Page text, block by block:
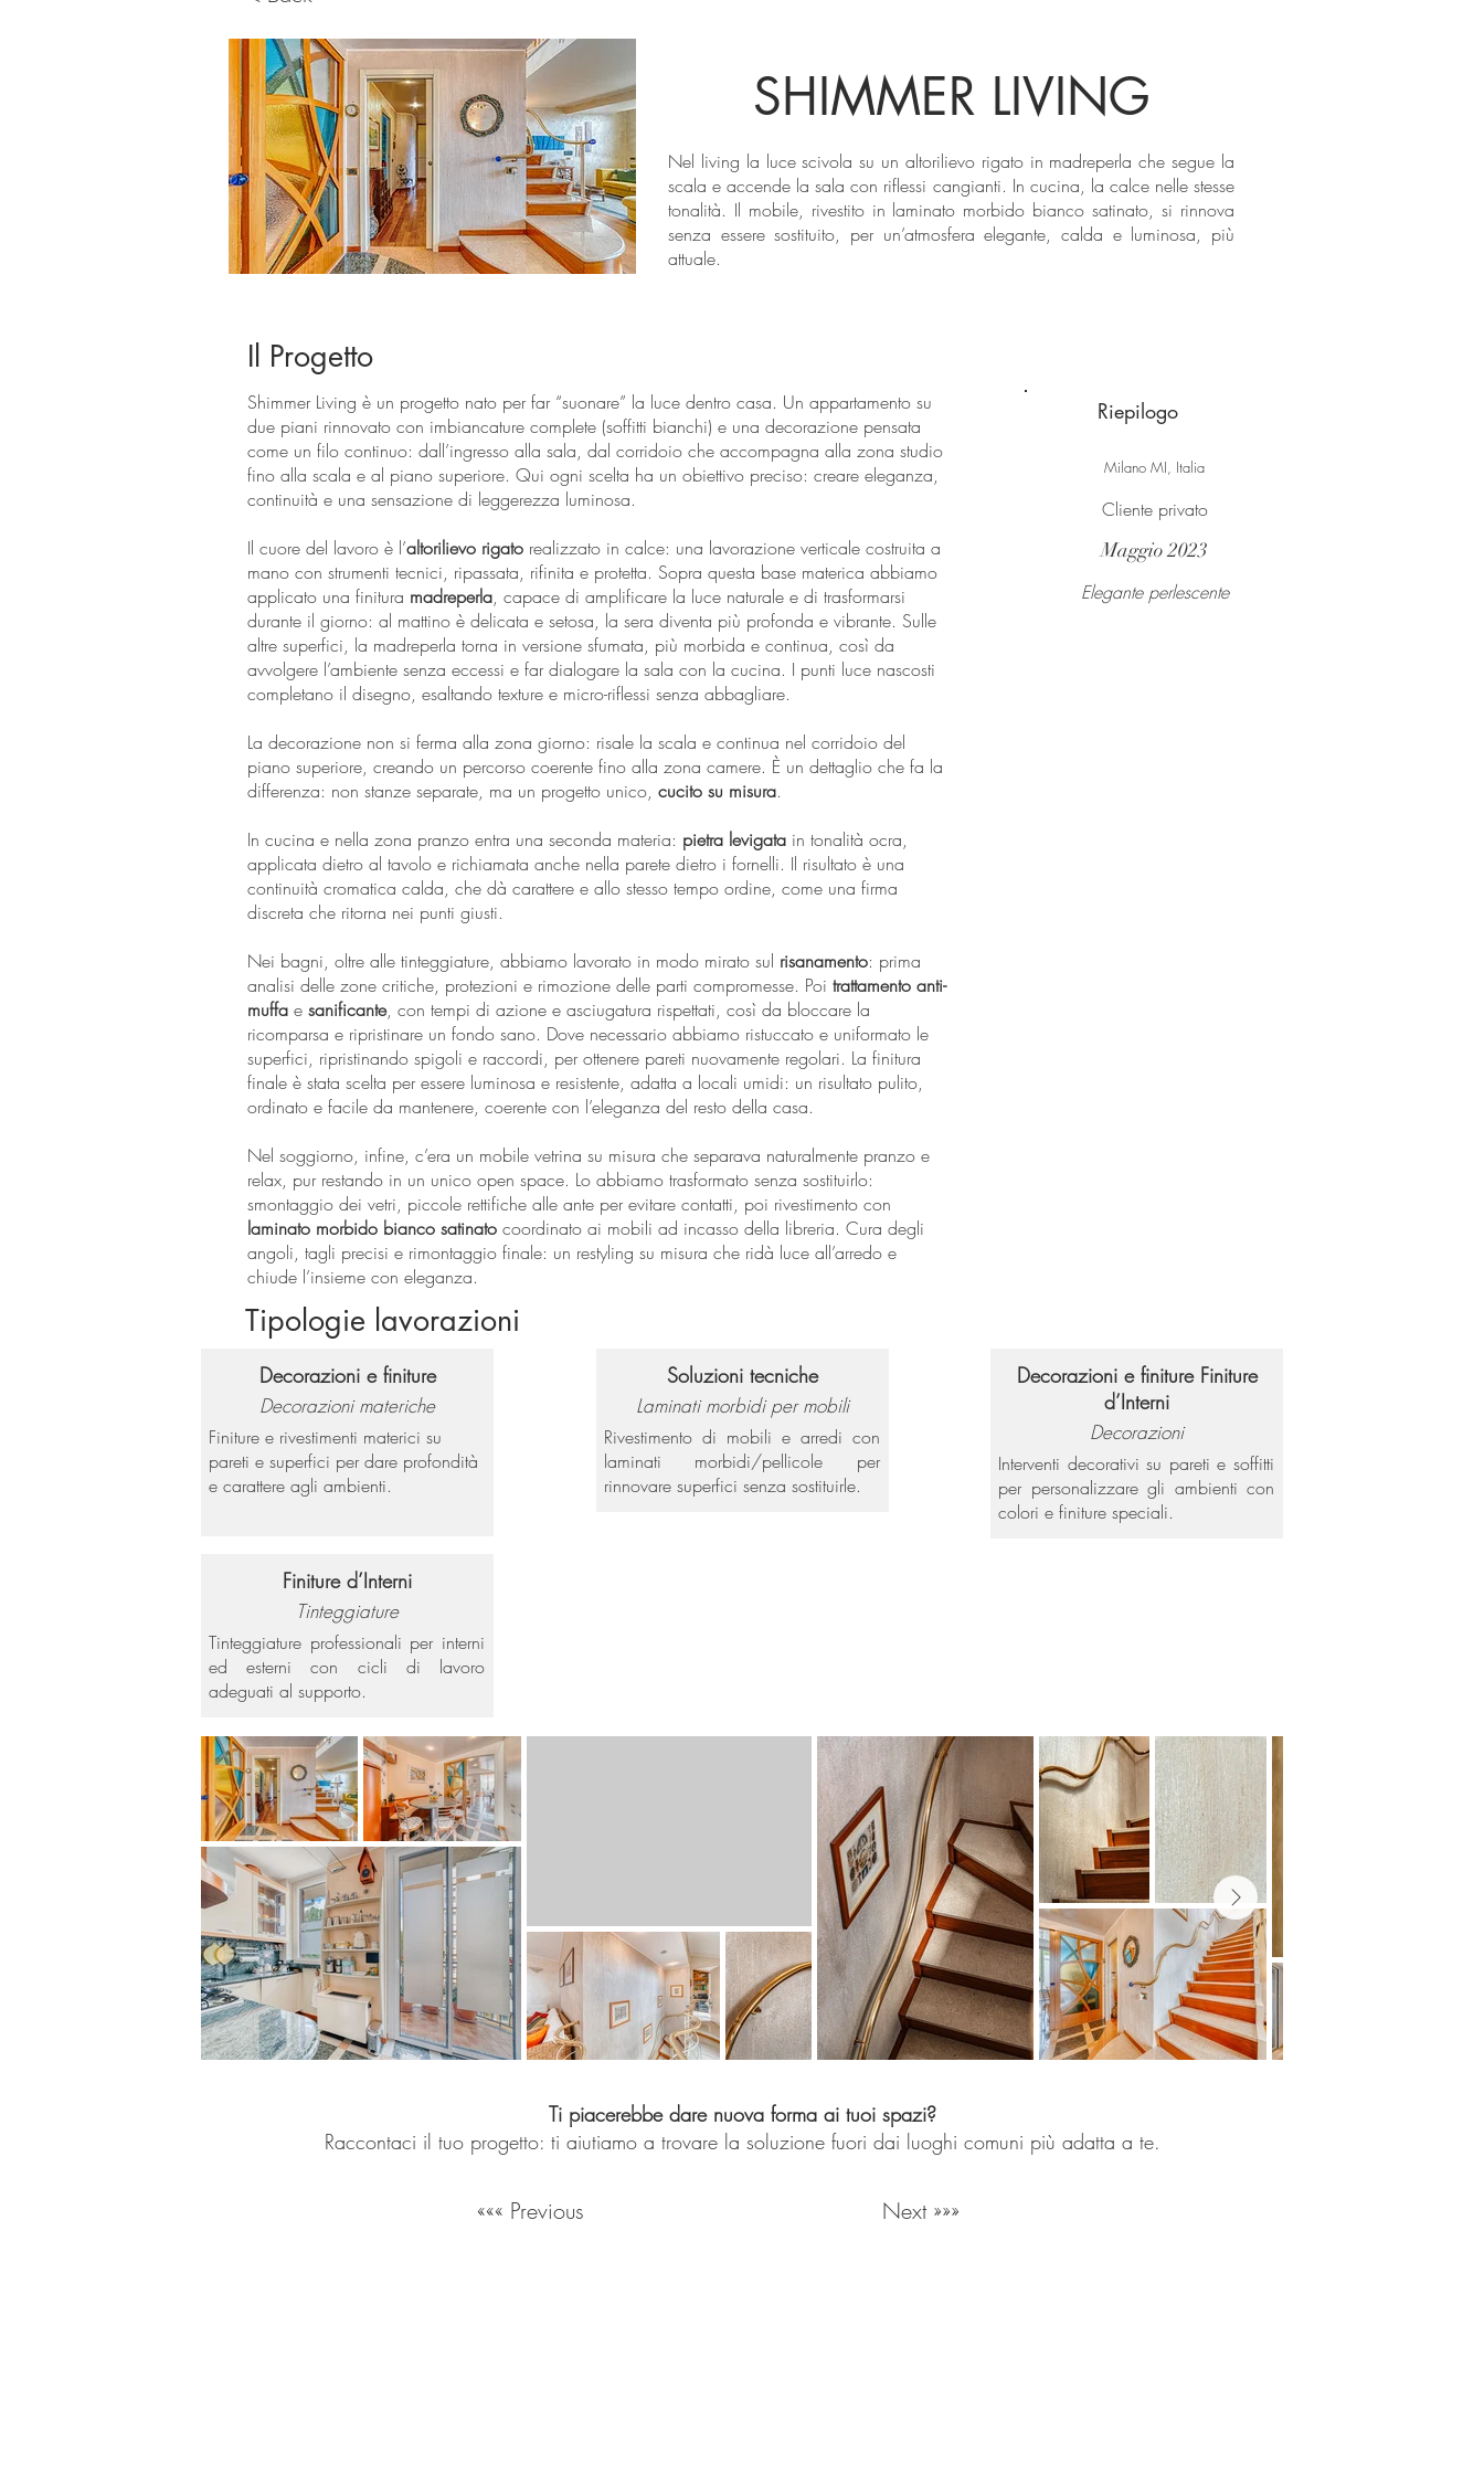
SHIMMER LIVING
Nel living la luce scivola su un altorilievo rigato in madreperla che segue la
scala e accende la sala con riflessi cangianti. In cucina, la calce nelle stesse
tonalità. Il mobile, rivestito in laminato morbido bianco satinato, si rinnova
senza essere sostituito, per un’atmosfera elegante, calda e luminosa, più
attuale.
Il Progetto
Shimmer Living è un progetto nato per far “suonare” la luce dentro casa. Un appartamento su
due piani rinnovato con imbiancature complete (soffitti bianchi) e una decorazione pensata
come un filo continuo: dall’ingresso alla sala, dal corridoio che accompagna alla zona studio
fino alla scala e al piano superiore. Qui ogni scelta ha un obiettivo preciso: creare eleganza,
continuità e una sensazione di leggerezza luminosa.
Il cuore del lavoro è l’altorilievo rigato realizzato in calce: una lavorazione verticale costruita a
mano con strumenti tecnici, ripassata, rifinita e protetta. Sopra questa base materica abbiamo
applicato una finitura madreperla, capace di amplificare la luce naturale e di trasformarsi
durante il giorno: al mattino è delicata e setosa, la sera diventa più profonda e vibrante. Sulle
altre superfici, la madreperla torna in versione sfumata, più morbida e continua, così da
avvolgere l’ambiente senza eccessi e far dialogare la sala con la cucina. I punti luce nascosti
completano il disegno, esaltando texture e micro-riflessi senza abbagliare.
La decorazione non si ferma alla zona giorno: risale la scala e continua nel corridoio del
piano superiore, creando un percorso coerente fino alla zona camere. È un dettaglio che fa la
differenza: non stanze separate, ma un progetto unico, cucito su misura.
In cucina e nella zona pranzo entra una seconda materia: pietra levigata in tonalità ocra,
applicata dietro al tavolo e richiamata anche nella parete dietro i fornelli. Il risultato è una
continuità cromatica calda, che dà carattere e allo stesso tempo ordine, come una firma
discreta che ritorna nei punti giusti.
Nei bagni, oltre alle tinteggiature, abbiamo lavorato in modo mirato sul risanamento: prima
analisi delle zone critiche, protezioni e rimozione delle parti compromesse. Poi trattamento anti-
muffa e sanificante, con tempi di azione e asciugatura rispettati, così da bloccare la
ricomparsa e ripristinare un fondo sano. Dove necessario abbiamo ristuccato e uniformato le
superfici, ripristinando spigoli e raccordi, per ottenere pareti nuovamente regolari. La finitura
finale è stata scelta per essere luminosa e resistente, adatta a locali umidi: un risultato pulito,
ordinato e facile da mantenere, coerente con l’eleganza del resto della casa.
Nel soggiorno, infine, c’era un mobile vetrina su misura che separava naturalmente pranzo e
relax, pur restando in un unico open space. Lo abbiamo trasformato senza sostituirlo:
smontaggio dei vetri, piccole rettifiche alle ante per evitare contatti, poi rivestimento con
laminato morbido bianco satinato coordinato ai mobili ad incasso della libreria. Cura degli
angoli, tagli precisi e rimontaggio finale: un restyling su misura che ridà luce all’arredo e
chiude l’insieme con eleganza.
Milano MI, Italia
Cliente privato
Maggio 2023
Elegante perlescente
Riepilogo
Tipologie lavorazioni
Decorazioni e finiture
Decorazioni materiche
Finiture e rivestimenti materici su
pareti e superfici per dare profondità
e carattere agli ambienti.
Finiture d’Interni
Tinteggiature
Tinteggiature professionali per interni
ed esterni con cicli di lavoro
adeguati al supporto.
Soluzioni tecniche
Laminati morbidi per mobili
Rivestimento di mobili e arredi con
laminati morbidi/pellicole per
rinnovare superfici senza sostituirle.
Decorazioni e finiture Finiture
d’Interni
Decorazioni
Interventi decorativi su pareti e soffitti
per personalizzare gli ambienti con
colori e finiture speciali.
Ti piacerebbe dare nuova forma ai tuoi spazi?
Raccontaci il tuo progetto: ti aiutiamo a trovare la soluzione fuori dai luoghi comuni più adatta a te.
««« Previous Next »»»